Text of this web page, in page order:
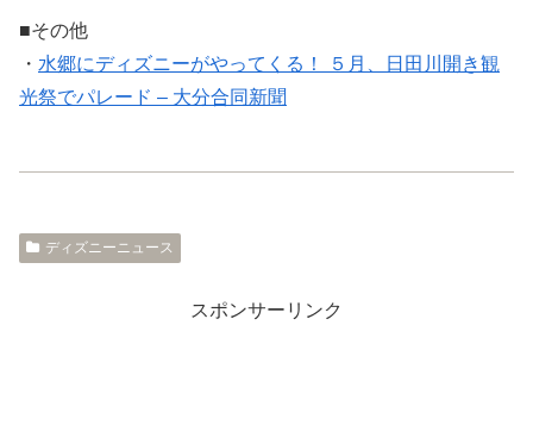
■その他
・ 水郷にディズニーがやってくる！ ５月、日田川開き観
光祭でパレード – 大分合同新聞
ディズニーニュース
スポンサーリンク